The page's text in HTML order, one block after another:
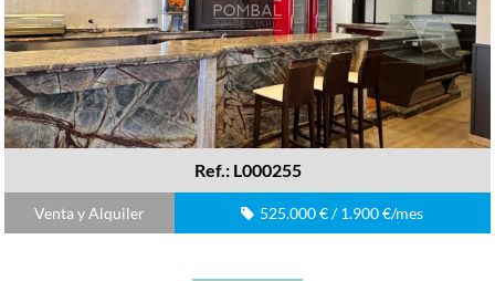
Ref.: L000255
Venta y Alquiler 525.000 € / 1.900 €/mes